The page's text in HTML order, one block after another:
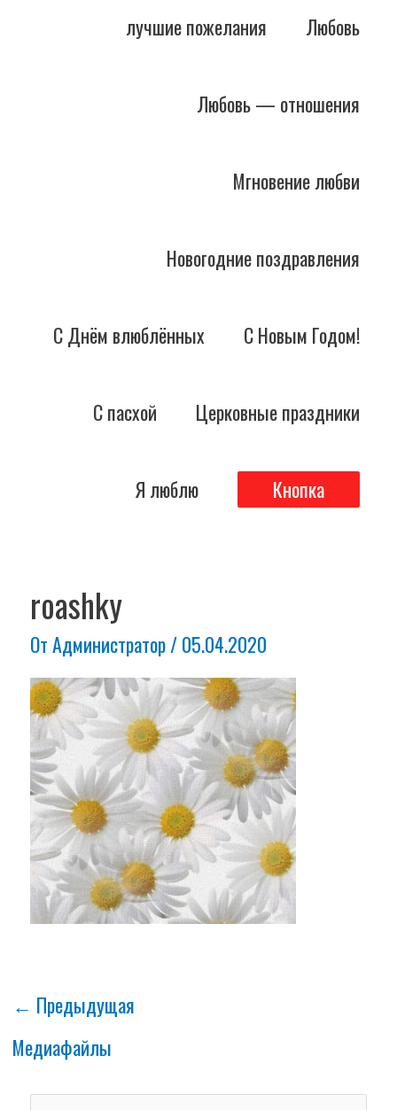
лучшие пожелания Любовь
Любовь — отношения
Мгновение любви
Новогодние поздравления
С Днём влюблённых С Новым Годом!
С пасхой Церковные праздники
Я люблю Кнопка
roashky
ОтАдминистратор/05.04.2020
записям
← Предыдущая
Медиафайлы